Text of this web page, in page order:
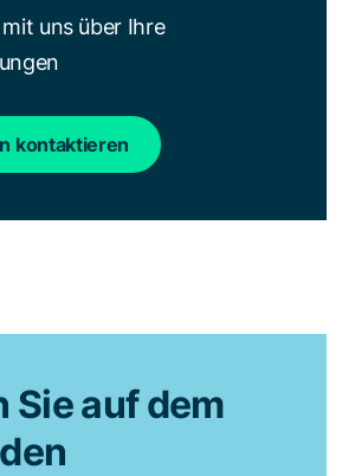
uns über Ihre
kontaktieren
Sie auf dem